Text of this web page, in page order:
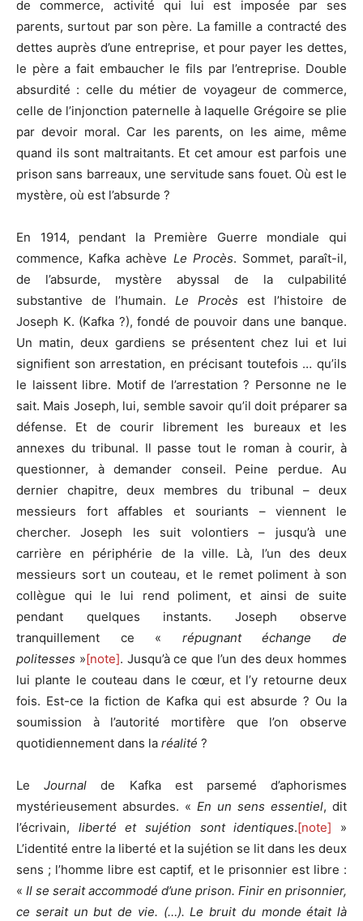
de commerce, activité qui lui est imposée par ses
parents, surtout par son père. La famille a contracté des
dettes auprès d’une entreprise, et pour payer les dettes,
le père a fait embaucher le fils par l’entreprise. Double
absurdité : celle du métier de voyageur de commerce,
celle de l’injonction paternelle à laquelle Grégoire se plie
par devoir moral. Car les parents, on les aime, même
quand ils sont maltraitants. Et cet amour est parfois une
prison sans barreaux, une servitude sans fouet. Où est le
mystère, où est l’absurde ?
En 1914, pendant la Première Guerre mondiale qui
commence, Kafka achève Le Procès. Sommet, paraît-il,
de l’absurde, mystère abyssal de la culpabilité
substantive de l’humain. Le Procès est l’histoire de
Joseph K. (Kafka ?), fondé de pouvoir dans une banque.
Un matin, deux gardiens se présentent chez lui et lui
signifient son arrestation, en précisant toutefois … qu’ils
le laissent libre. Motif de l’arrestation ? Personne ne le
sait. Mais Joseph, lui, semble savoir qu’il doit préparer sa
défense. Et de courir librement les bureaux et les
annexes du tribunal. Il passe tout le roman à courir, à
questionner, à demander conseil. Peine perdue. Au
dernier chapitre, deux membres du tribunal – deux
messieurs fort affables et souriants – viennent le
chercher. Joseph les suit volontiers – jusqu’à une
carrière en périphérie de la ville. Là, l’un des deux
messieurs sort un couteau, et le remet poliment à son
collègue qui le lui rend poliment, et ainsi de suite
pendant quelques instants. Joseph observe
tranquillement ce « répugnant échange de
politesses »[note]. Jusqu’à ce que l’un des deux hommes
lui plante le couteau dans le cœur, et l’y retourne deux
fois. Est-ce la fiction de Kafka qui est absurde ? Ou la
soumission à l’autorité mortifère que l’on observe
quotidiennement dans la réalité ?
LeJournal de Kafka est parsemé d’aphorismes
mystérieusement absurdes. « En un sens essentiel, dit
l’écrivain, liberté et sujétion sont identiques.[note] »
L’identité entre la liberté et la sujétion se lit dans les deux
sens ; l’homme libre est captif, et le prisonnier est libre :
« Il se serait accommodé d’une prison. Finir en prisonnier,
ce serait un but de vie. (…). Le bruit du monde était là